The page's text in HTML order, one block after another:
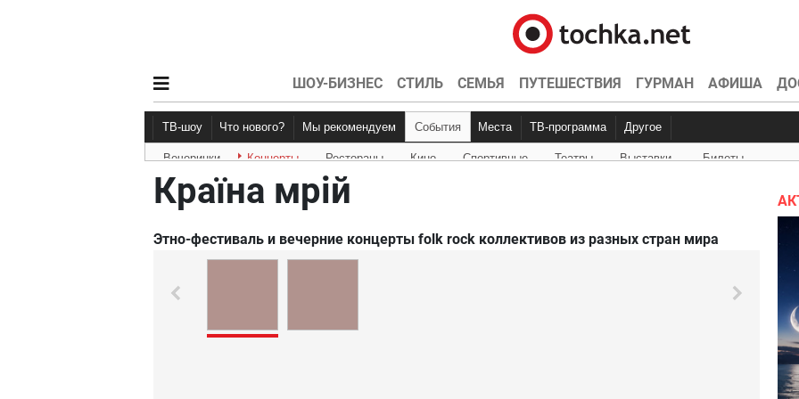
ШОУ-БИЗНЕС СТИЛЬ СЕМЬЯ ПУТЕШЕСТВИЯ ГУРМАН АФИША
ТВ-шоу Что нового?
Новости афиши Рецензии Куда пойти Точка контроля Интервью Эксклюзив
Мы рекомендуем События Места ТВ-программа Другое
Конкурсы Видео
Вечеринки Концерты Рестораны Кино Спортивные Театры Выставки Билеты
Країна мрій
Этно-фестиваль и вечерние концерты folk rock коллективов из разных стран мира